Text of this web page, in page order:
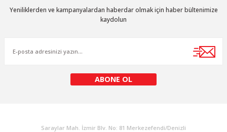
Yeniliklerden ve kampanyalardan haberdar olmak için haber bültenimize
kaydolun
ABONE OL
Saraylar Mah. İzmir Blv. No: 81 Merkezefendi/Denizli